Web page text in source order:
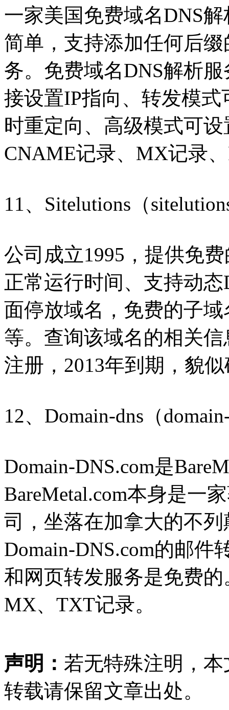
一家美国免费域名DNS
简单，支持添加任何后缀
务。免费域名DNS解析
接设置IP指向、转发模式
时重定向、高级模式可
CNAME记录、MX记录
11、Sitelutions（
公司成立1995，提供免
正常运行时间、支持动
面停放域名，免费的子
等。查询该域名的相关
注册，2013年到期，貌
12、Domain-dns（
Domain-DNS.com是
BareMetal.com本身是一
司，坐落在加拿大的不
Domain-DNS.com的邮件
和网页转发服务是免费
MX、TXT记录。
声明： 若无特殊注明，
转载请保留文章出处。